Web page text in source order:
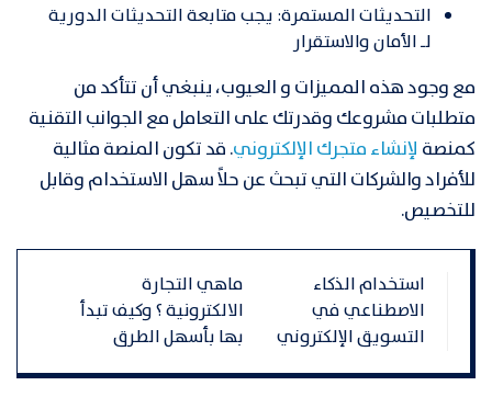
التحديثات المستمرة: يجب متابعة التحديثات الدورية
لـ الأمان والاستقرار
مع وجود هذه المميزات و العيوب، ينبغي أن تتأكد من
متطلبات مشروعك وقدرتك على التعامل مع الجوانب التقنية
كمنصة لإنشاء متجرك الإلكتروني. قد تكون المنصة مثالية
للأفراد والشركات التي تبحث عن حلاً سهل الاستخدام وقابل
للتخصيص.
تصفّح
المقالات
استخدام الذكاء
الاصطناعي في
التسويق الإلكتروني
ماهي التجارة
الالكترونية ؟ وكيف تبدأ
بها بأسهل الطرق